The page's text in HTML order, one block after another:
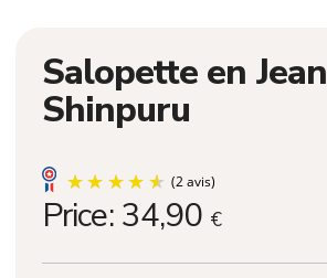
Salopette en Jean
Shinpuru
Price: 34,90 €